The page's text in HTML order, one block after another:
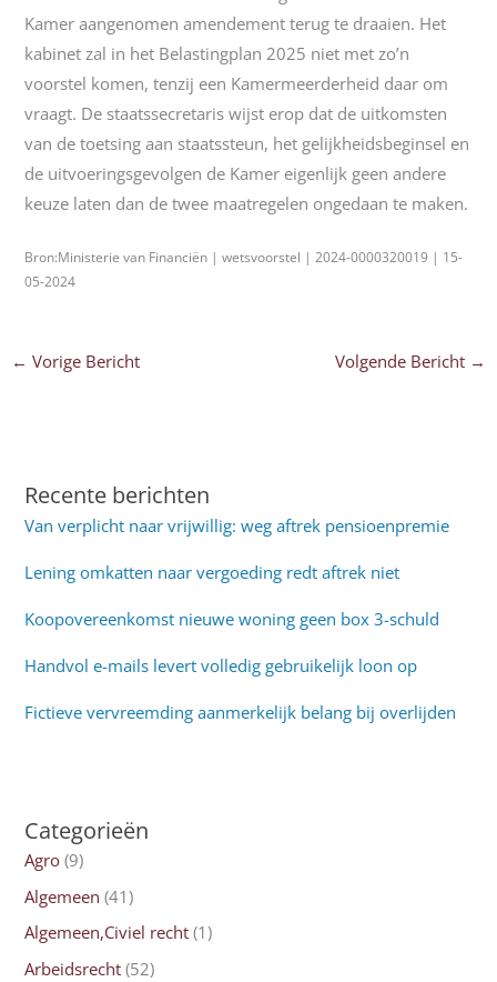
Kamer aangenomen amendement terug te draaien. Het
kabinet zal in het Belastingplan 2025 niet met zo’n
voorstel komen, tenzij een Kamermeerderheid daar om
vraagt. De staatssecretaris wijst erop dat de uitkomsten
van de toetsing aan staatssteun, het gelijkheidsbeginsel en
de uitvoeringsgevolgen de Kamer eigenlijk geen andere
keuze laten dan de twee maatregelen ongedaan te maken.
Bron:Ministerie van Financiën | wetsvoorstel | 2024-0000320019 | 15-
05-2024
← Vorige Bericht Volgende Bericht →
Recente berichten
Van verplicht naar vrijwillig: weg aftrek pensioenpremie
Lening omkatten naar vergoeding redt aftrek niet
Koopovereenkomst nieuwe woning geen box 3-schuld
Handvol e-mails levert volledig gebruikelijk loon op
Fictieve vervreemding aanmerkelijk belang bij overlijden
Categorieën
Agro (9)
Algemeen (41)
Algemeen,Civiel recht (1)
Arbeidsrecht (52)